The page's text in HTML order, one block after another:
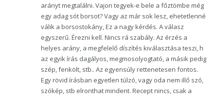
arányt megtalálni. Vajon tegyek-e bele a főztömbe még
egy adag sót borsot? Vagy az már sok lesz, ehetetlenné
válik a borsostokány, Ez a nagy kérdés. A válasz
egyszerű. Érezni kell. Nincs rá szabály. Az érzés a
helyes arány, a megfelelő díszítés kiválasztása teszi, h
az egyik írás dagályos, megmosolyogtató, a másik pedig
szép, fenkölt, stb.. Az egyensúly rettenetesen fontos.
Egy rövid írásban egyetlen túlzó, vagy oda nem illő szó,
szókép, stb elronthat mindent. Recept nincs, csak a